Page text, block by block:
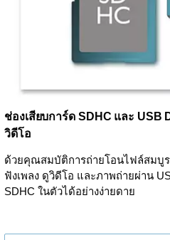
ช่องเสียบการ์ด SDHC และ USB
วิดีโอ
ด้วยคุณสมบัติการถ่ายโอนไฟล์สมบู
ฟังเพลง ดูวิดีโอ และภาพถ่ายผ่าน
SDHC ในตัวได้อย่างง่ายดาย